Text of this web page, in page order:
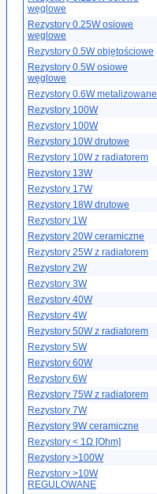
węglowe
Rezystory 0.25W osiowe
węglowe
Rezystory 0.5W objętościowe
Rezystory 0.5W osiowe
węglowe
Rezystory 0.6W metalizowane
Rezystory 100W
Rezystory 100W
Rezystory 10W drutowe
Rezystory 10W z radiatorem
Rezystory 13W
Rezystory 17W
Rezystory 18W drutowe
Rezystory 1W
Rezystory 20W ceramiczne
Rezystory 25W z radiatorem
Rezystory 2W
Rezystory 3W
Rezystory 40W
Rezystory 4W
Rezystory 50W z radiatorem
Rezystory 5W
Rezystory 60W
Rezystory 6W
Rezystory 75W z radiatorem
Rezystory 7W
Rezystory 9W ceramiczne
Rezystory < 1Ω [Ohm]
Rezystory >100W
Rezystory >10W
REGULOWANE